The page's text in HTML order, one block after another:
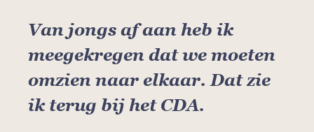
Van jongs af aan heb ik
meegekregen dat we moeten
omzien naar elkaar. Dat zie
ik terug bij het CDA.